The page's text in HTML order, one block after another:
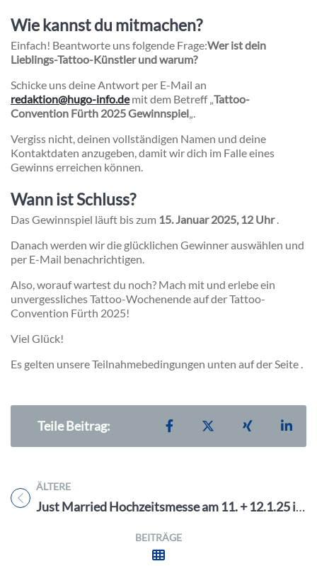
Wie kannst du mitmachen?
Einfach! Beantworte uns folgende Frage:Wer ist dein
Lieblings-Tattoo-Künstler und warum?
Schicke uns deine Antwort per E-Mail an
redaktion@hugo-info.demit dem Betreff „Tattoo-
Convention Fürth 2025 Gewinnspiel„.
Vergiss nicht, deinen vollständigen Namen und deine
Kontaktdaten anzugeben, damit wir dich im Falle eines
Gewinns erreichen können.
Wann ist Schluss?
Das Gewinnspiel läuft bis zum 15. Januar 2025, 12 Uhr.
Danach werden wir die glücklichen Gewinner auswählen und
per E-Mail benachrichtigen.
Also, worauf wartest du noch? Mach mit und erlebe ein
unvergessliches Tattoo-Wochenende auf der Tattoo-
Convention Fürth 2025!
Viel Glück!
Es gelten unsere Teilnahmebedingungen unten auf der Seite .
Teile Beitrag: Teilen auf Facebook
Teilen auf XTeilen auf
ÄLTERE
Titel für Beitrag
Just Married Hochzeitsmesse am 11. + 12.1.25 im Ofenwerk Nürnberg
BEITRÄGE